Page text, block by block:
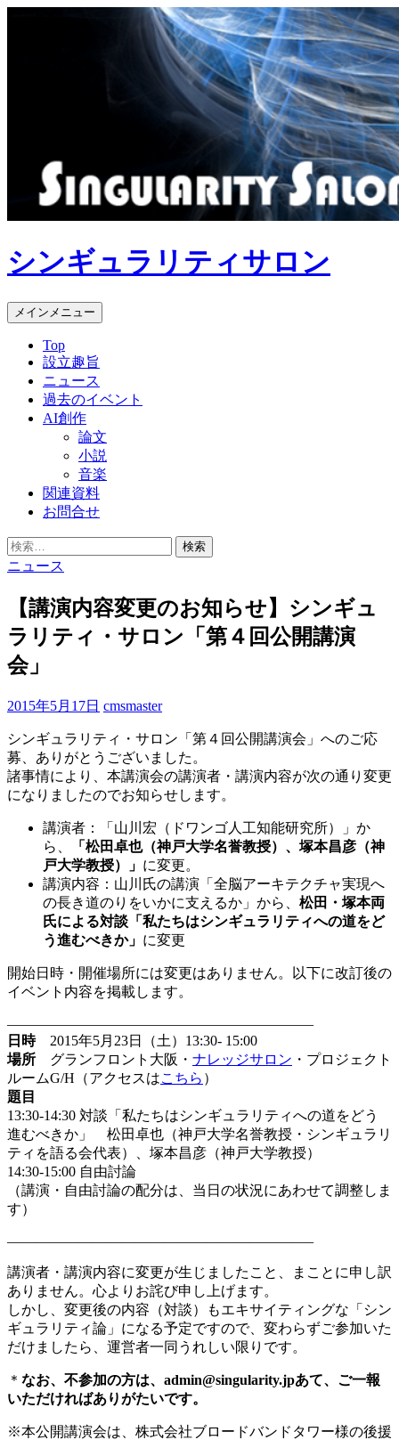
シンギュラリティサロン
検
索
メインメニュー
Top
設立趣旨
ニュース
過去のイベント
AI創作
論文
小説
音楽
関連資料
お問合せ
検
索:
ニュース
【講演内容変更のお知らせ】シンギュ
ラリティ・サロン「第４回公開講演
会」
2015年5月17日 cmsmaster
シンギュラリティ・サロン「第４回公開講演会」へのご応
募、ありがとうございました。
諸事情により、本講演会の講演者・講演内容が次の通り変更
になりましたのでお知らせします。
講演者：「山川宏（ドワンゴ人工知能研究所）」か
ら、
「松田卓也（神戸大学名誉教授）、塚本昌彦（神
戸大学教授）」 に変更。
講演内容：山川氏の講演「全脳アーキテクチャ実現へ
の長き道のりをいかに支えるか」から、 松田・塚本両
氏による対談「私たちはシンギュラリティへの道をど
う進むべきか」 に変更
開始日時・開催場所には変更はありません。以下に改訂後の
イベント内容を掲載します。
—————————————————————–
日時2015年5月23日（土）13:30- 15:00
場所 グランフロント大阪・ ナレッジサロン ・プロジェクト
ルームG/H（アクセスはこちら ）
題目
13:30-14:30 対談「私たちはシンギュラリティへの道をどう
進むべきか」 松田卓也（神戸大学名誉教授・シンギュラリ
ティを語る会代表）、塚本昌彦（神戸大学教授）
14:30-15:00 自由討論
（講演・自由討論の配分は、当日の状況にあわせて調整しま
す）
—————————————————————–
講演者・講演内容に変更が生じましたこと、まことに申し訳
ありません。心よりお詫び申し上げます。
しかし、変更後の内容（対談）もエキサイティングな「シン
ギュラリティ論」になる予定ですので、変わらずご参加いた
だけましたら、運営者一同うれしい限りです。
＊ なお、不参加の方は、admin@singularity.jpあて、ご一報
いただければありがたいです。
※本公開講演会は、株式会社ブロードバンドタワー様の後援